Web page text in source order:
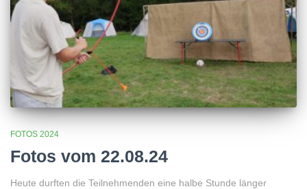
FOTOS 2024
Fotos vom 22.08.24
Heute durften die Teilnehmenden eine halbe Stunde länger